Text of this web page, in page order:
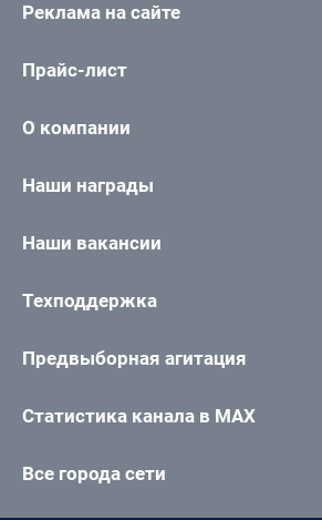
Реклама на сайте
Прайс-лист
О компании
Наши награды
Наши вакансии
Техподдержка
Предвыборная агитация
Статистика канала в MAX
Все города сети